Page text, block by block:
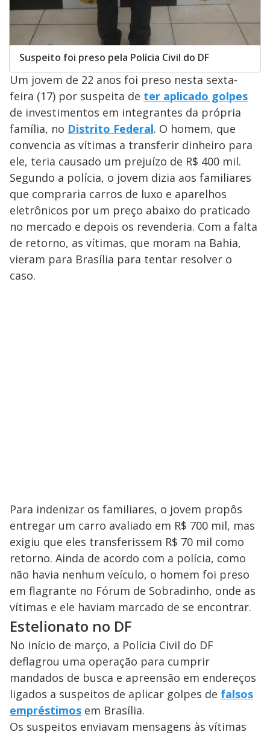
Suspeito foi preso pela Polícia Civil do DF
Um jovem de 22 anos foi preso nesta sexta-
feira (17) por suspeita de ter aplicado golpes
de investimentos em integrantes da própria
família, no Distrito Federal. O homem, que
convencia as vítimas a transferir dinheiro para
ele, teria causado um prejuízo de R$ 400 mil.
Segundo a polícia, o jovem dizia aos familiares
que compraria carros de luxo e aparelhos
eletrônicos por um preço abaixo do praticado
no mercado e depois os revenderia. Com a falta
de retorno, as vítimas, que moram na Bahia,
vieram para Brasília para tentar resolver o
caso.
Para indenizar os familiares, o jovem propôs
entregar um carro avaliado em R$ 700 mil, mas
exigiu que eles transferissem R$ 70 mil como
retorno. Ainda de acordo com a polícia, como
não havia nenhum veículo, o homem foi preso
em flagrante no Fórum de Sobradinho, onde as
vítimas e ele haviam marcado de se encontrar.
Estelionato no DF
No início de março, a Polícia Civil do DF
deflagrou uma operação para cumprir
mandados de busca e apreensão em endereços
ligados a suspeitos de aplicar golpes de falsos
empréstimos em Brasília.
Os suspeitos enviavam mensagens às vítimas